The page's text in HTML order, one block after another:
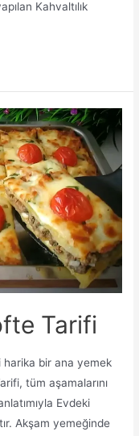
Kahvaltılık
Tarifi
harika bir ana yemek
tüm aşamalarını
Evdeki
Akşam yemeğinde